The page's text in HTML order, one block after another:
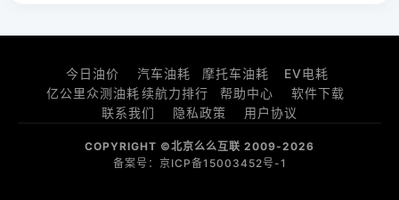
今日油价 汽车油耗 摩托车油耗
EV电耗
亿公里众测油耗续航力排行 帮助中心
软件下载
联系我们
隐私政策 用户协议
COPYRIGHT ©北京么么互联 2009-2026
备案号：京ICP备15003452号-1